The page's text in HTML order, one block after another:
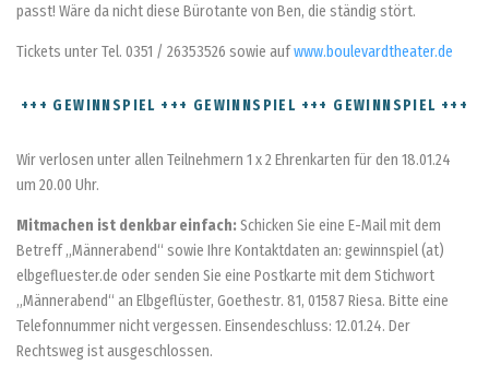
passt! Wäre da nicht diese Bürotante von Ben, die ständig stört.
Tickets unter Tel. 0351 / 26353526 sowie aufwww.boulevardtheater.de
+++ GEWINNSPIEL +++ GEWINNSPIEL +++ GEWINNSPIEL +++
Wir verlosen unter allen Teilnehmern 1 x 2 Ehrenkarten für den 18.01.24
um 20.00 Uhr.
Mitmachen ist denkbar einfach: Schicken Sie eine E-Mail mit dem
Betreff „Männerabend“ sowie Ihre Kontaktdaten an: gewinnspiel (at)
elbgefluester.de oder senden Sie eine Postkarte mit dem Stichwort
„Männerabend“ an Elbgeflüster, Goethestr. 81, 01587 Riesa. Bitte eine
Telefonnummer nicht vergessen. Einsendeschluss: 12.01.24. Der
Rechtsweg ist ausgeschlossen.